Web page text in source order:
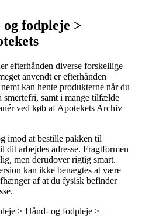
fodpleje >
efterhånden diverse forskellige
anvendt er efterhånden
kan hente produkterne når du
samt i mange tilfælde
ved køb af Apotekets Archiv
imod at bestille pakken til
arbejdes adresse. Fragtformen
men derudover rigtig smart.
kan ikke benægtes at være
af at du fysisk befinder
> Hånd- og fodpleje >